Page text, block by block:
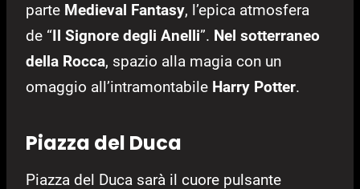
parte Medieval Fantasy, l’epica atmosfera
de “Il Signore degli Anelli”. Nel sotterraneo
della Rocca, spazio alla magia con un
omaggio all’intramontabile Harry Potter.
Piazza del Duca
Piazza del Duca sarà il cuore pulsante